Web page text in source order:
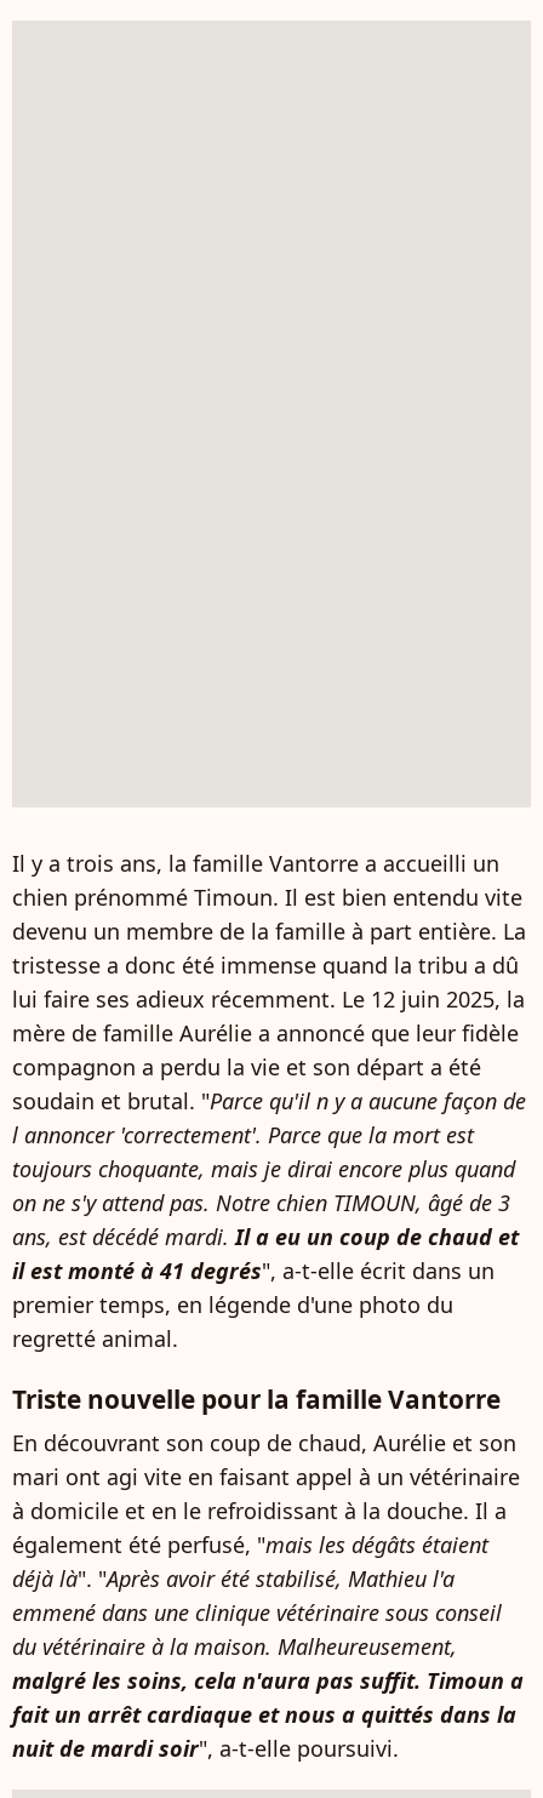
Il y a trois ans, la famille Vantorre a accueilli un
chien prénommé Timoun. Il est bien entendu vite
devenu un membre de la famille à part entière. La
tristesse a donc été immense quand la tribu a dû
lui faire ses adieux récemment. Le 12 juin 2025, la
mère de famille Aurélie a annoncé que leur fidèle
compagnon a perdu la vie et son départ a été
soudain et brutal. "Parce qu'il n y a aucune façon de
l annoncer 'correctement'. Parce que la mort est
toujours choquante, mais je dirai encore plus quand
on ne s'y attend pas. Notre chien TIMOUN, âgé de 3
ans, est décédé mardi. Il a eu un coup de chaud et
il est monté à 41 degrés", a-t-elle écrit dans un
premier temps, en légende d'une photo du
regretté animal.
Triste nouvelle pour la famille Vantorre
En découvrant son coup de chaud, Aurélie et son
mari ont agi vite en faisant appel à un vétérinaire
à domicile et en le refroidissant à la douche. Il a
également été perfusé, "mais les dégâts étaient
déjà là". "Après avoir été stabilisé, Mathieu l'a
emmené dans une clinique vétérinaire sous conseil
du vétérinaire à la maison. Malheureusement,
malgré les soins, cela n'aura pas suffit. Timoun a
fait un arrêt cardiaque et nous a quittés dans la
nuit de mardi soir", a-t-elle poursuivi.